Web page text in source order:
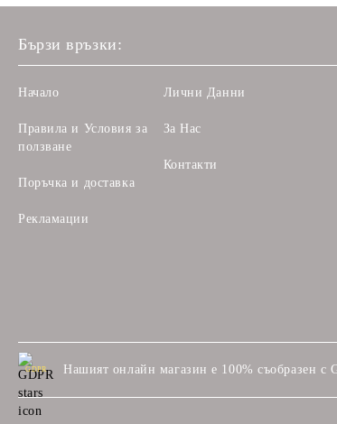
Бързи връзки:
Начало
Правила и Условия за
ползване
Поръчка и доставка
Рекламации
Лични Данни
За Нас
Контакти
GDPR Нашият онлайн магазин е 100% съобразен с